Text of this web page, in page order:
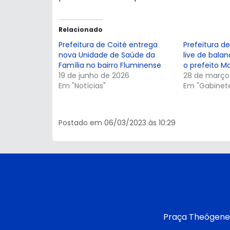
Relacionado
Prefeitura de Coité entrega
nova Unidade de Saúde da
Família no bairro Fluminense
19 de junho de 2026
Em "Notícias"
Prefeitura
live de
o prefeito
28 de
Em
Postado em 06/03/2023 às 10:29
Praça